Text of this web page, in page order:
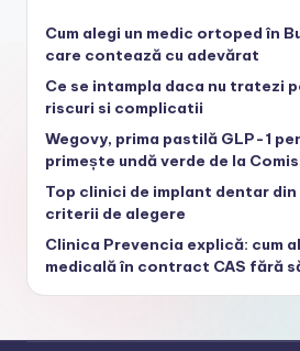
Cum alegi un medic ortoped în
care contează cu adevărat
Ce se intampla daca nu tratezi
riscuri si complicatii
Wegovy, prima pastilă GLP-1
primește undă verde de la
Top clinici de implant dentar
criterii de alegere
Clinica Prevencia explică: cum
medicală în contract CAS fără